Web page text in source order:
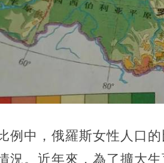
例中，俄羅斯女性人口
況。近年來，為了擴大